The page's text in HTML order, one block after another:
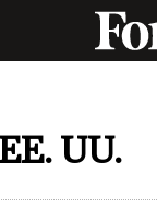
UU.